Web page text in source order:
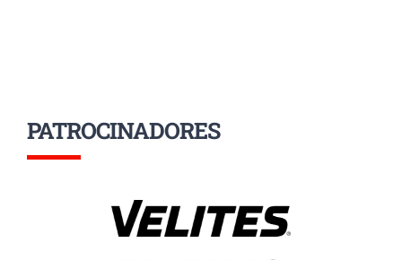
PATROCINADORES